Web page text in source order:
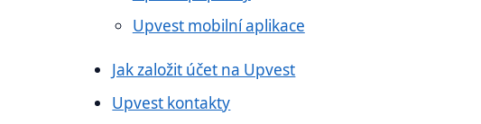
Upvest mobilní aplikace
Jak založit účet na Upvest
Upvest kontakty